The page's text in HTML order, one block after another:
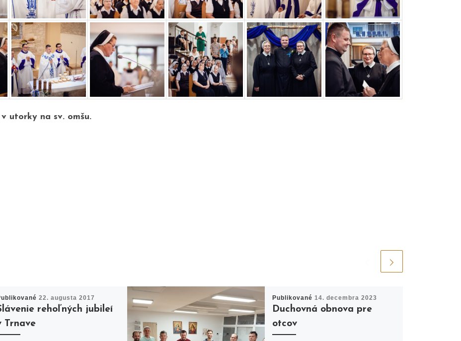
utorky na sv. omšu.
22. augusta 2017
rehoľných jubileí
Trnave
Publikované 14. decembra 2023
Duchovná obnova pre
otcov